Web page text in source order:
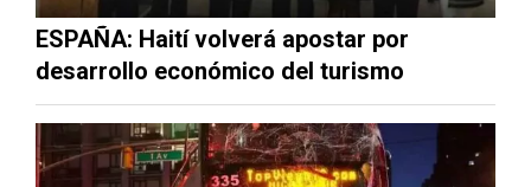
ESPAÑA: Haití volverá apostar por
desarrollo económico del turismo